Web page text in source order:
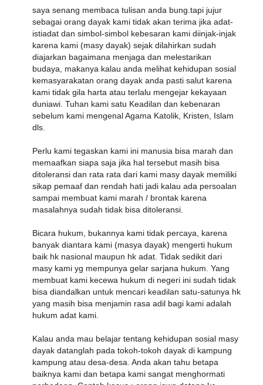
saya senang membaca tulisan anda bung.tapi jujur
sebagai orang dayak kami tidak akan terima jika adat-
istiadat dan simbol-simbol kebesaran kami diinjak-injak
karena kami (masy dayak) sejak dilahirkan sudah
diajarkan bagaimana menjaga dan melestarikan
budaya, makanya kalau anda melihat kehidupan sosial
kemasyarakatan orang dayak anda pasti salut karena
kami tidak gila harta atau terlalu mengejar kekayaan
duniawi. Tuhan kami satu Keadilan dan kebenaran
sebelum kami mengenal Agama Katolik, Kristen, Islam
dls.
Perlu kami tegaskan kami ini manusia bisa marah dan
memaafkan siapa saja jika hal tersebut masih bisa
ditoleransi dan rata rata dari kami masy dayak memiliki
sikap pemaaf dan rendah hati jadi kalau ada persoalan
sampai membuat kami marah / brontak karena
masalahnya sudah tidak bisa ditoleransi.
Bicara hukum, bukannya kami tidak percaya, karena
banyak diantara kami (masya dayak) mengerti hukum
baik hk nasional maupun hk adat. Tidak sedikit dari
masy kami yg mempunya gelar sarjana hukum. Yang
membuat kami kecewa hukum di negeri ini sudah tidak
bisa diandalkan untuk mencari keadilan satu-satunya hk
yang masih bisa menjamin rasa adil bagi kami adalah
hukum adat kami.
Kalau anda mau belajar tentang kehidupan sosial masy
dayak datanglah pada tokoh-tokoh dayak di kampung
kampung atau desa-desa. Anda akan tahu betapa
baiknya kami dan betapa kami sangat menghormati